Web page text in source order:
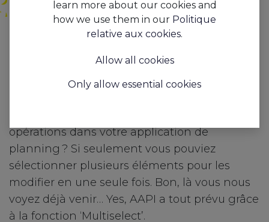
Multiselect : simplifiez votre planning avec le superpouvoir de la sélection groupée
Planification - Sélections multiples - Efficace -
opérations dans votre application de
planning ? Si seulement vous pouviez
sélectionner plusieurs éléments pour les
modifier en une seule fois. Bon, là vous nous
voyez déjà venir… Yes, AAPI a tout prévu grâce
à la fonction ‘Multiselect’.
learn more about our cookies and
how we use them in our Politique
relative aux cookies.
Allow all cookies
Only allow essential cookies